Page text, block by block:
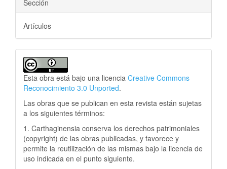
Sección
Artículos
Esta obra está bajo una licencia Creative Commons
Reconocimiento 3.0 Unported.
Las obras que se publican en esta revista están sujetas
a los siguientes términos:
1. Carthaginensia conserva los derechos patrimoniales
(copyright) de las obras publicadas, y favorece y
permite la reutilización de las mismas bajo la licencia de
uso indicada en el punto siguiente.